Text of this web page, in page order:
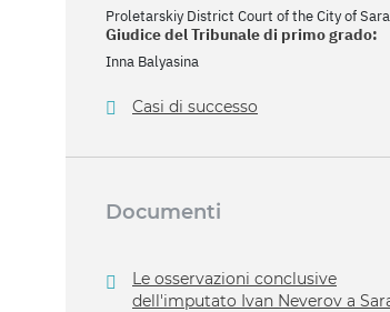
Proletarskiy District Court of the City of
Giudice del Tribunale di primo grado:
Inna Balyasina
Casi di successo
Documenti
Le osservazioni conclusive
dell'imputato Ivan Neverov a